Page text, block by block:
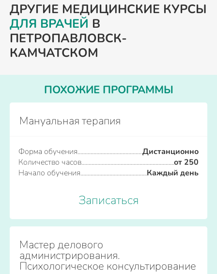
ДРУГИЕ МЕДИЦИНСКИЕ КУРСЫ
ДЛЯ ВРАЧЕЙ В
ПЕТРОПАВЛОВСК-
КАМЧАТСКОМ
ПОХОЖИЕ ПРОГРАММЫ
Мануальная терапия
Форма обучения
Дистанционно
Количество часов
от 250
Начало обучения
Каждый день
Записаться
Мастер делового
администрирования.
Психологическое консультирование